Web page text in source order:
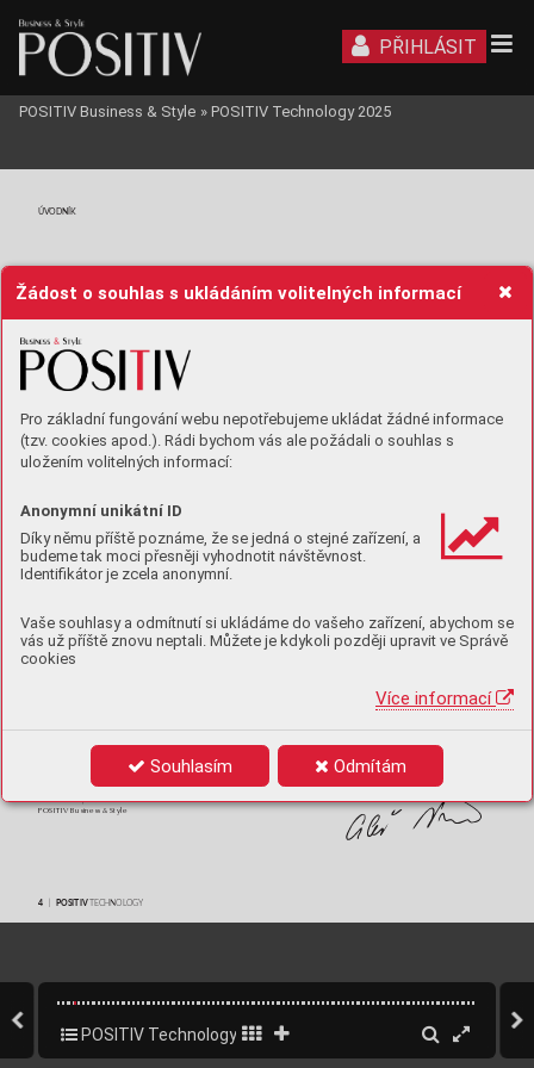
Žádost o souhlas s ukládáním volitelných informací
Pro základní fungování webu nepotřebujeme ukládat žádné informace
(tzv. cookies apod.). Rádi bychom vás ale požádali o souhlas s
uložením volitelných informací:
Anonymní unikátní ID
Díky němu příště poznáme, že se jedná o stejné zařízení, a
budeme tak moci přesněji vyhodnotit návštěvnost.
Identifikátor je zcela anonymní.
Vaše souhlasy a odmítnutí si ukládáme do vašeho zařízení, abychom se
vás už příště znovu neptali. Můžete je kdykoli později upravit ve Správě
cookies
Více informací
Souhlasím Odmítám
4 POSITIV TECHNOLOGY
ÚVODNÍK
šéfredaktor | Editor-in-Chief
POSITIV Business & Style
PŘIHLÁSIT
POSITIV Business & Style » POSITIV Technology 2025
POSITIV Technology 2025